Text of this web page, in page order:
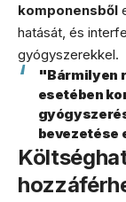
komponensből
hatását, és
gyógyszerekkel.
"Bármilyen
esetében
bevezetése